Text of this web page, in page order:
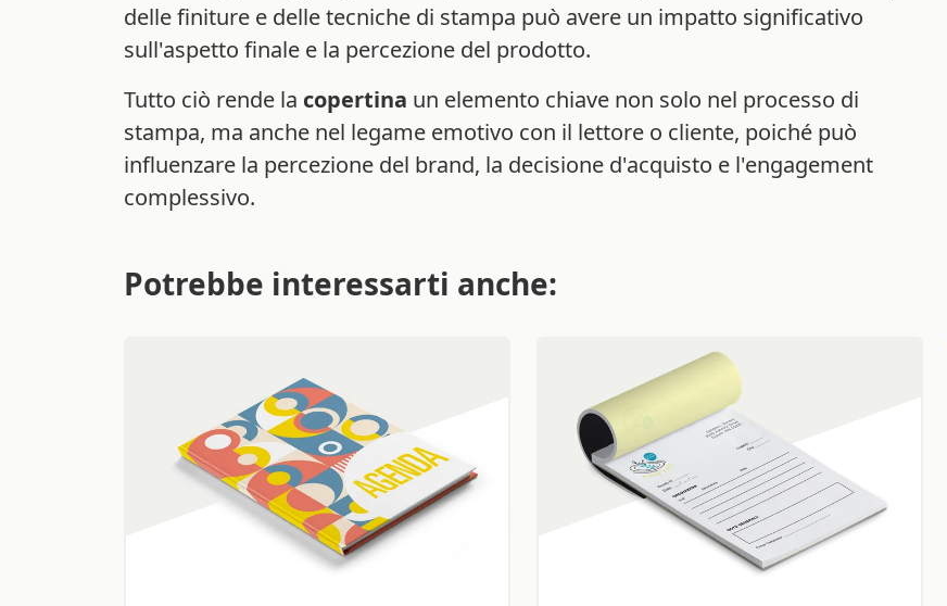
delle finiture e delle tecniche di stampa può avere un impatto significativo
sull'aspetto finale e la percezione del prodotto.
Tutto ciò rende la copertina un elemento chiave non solo nel processo di
stampa, ma anche nel legame emotivo con il lettore o cliente, poiché può
influenzare la percezione del brand, la decisione d'acquisto e l'engagement
complessivo.
Potrebbe interessarti anche: